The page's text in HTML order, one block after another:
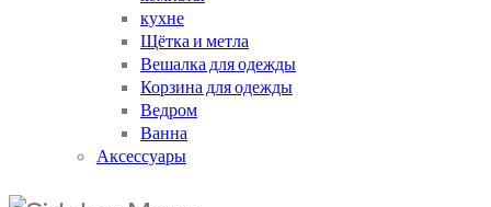
кухне
Щётка и метла
Вешалка для одежды
Корзина для одежды
Ведром
Ванна
Аксессуары